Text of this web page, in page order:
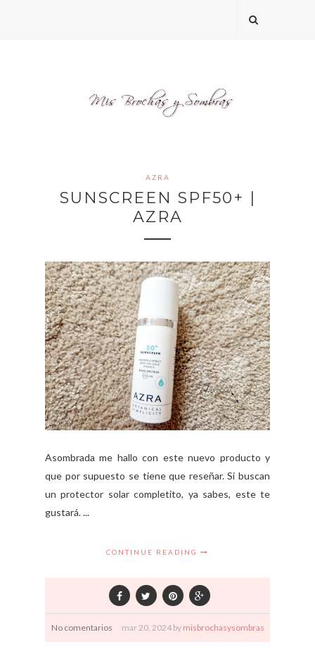
AZRA
SUNSCREEN SPF50+ |
AZRA
Asombrada me hallo con este nuevo producto y
que por supuesto se tiene que reseñar. Si buscan
un protector solar completito, ya sabes, este te
gustará. ...
CONTINUE READING
No comentarios mar20, 2024 by misbrochasysombras